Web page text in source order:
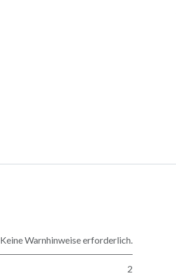
Keine Warnhinweise erforderlich.
2